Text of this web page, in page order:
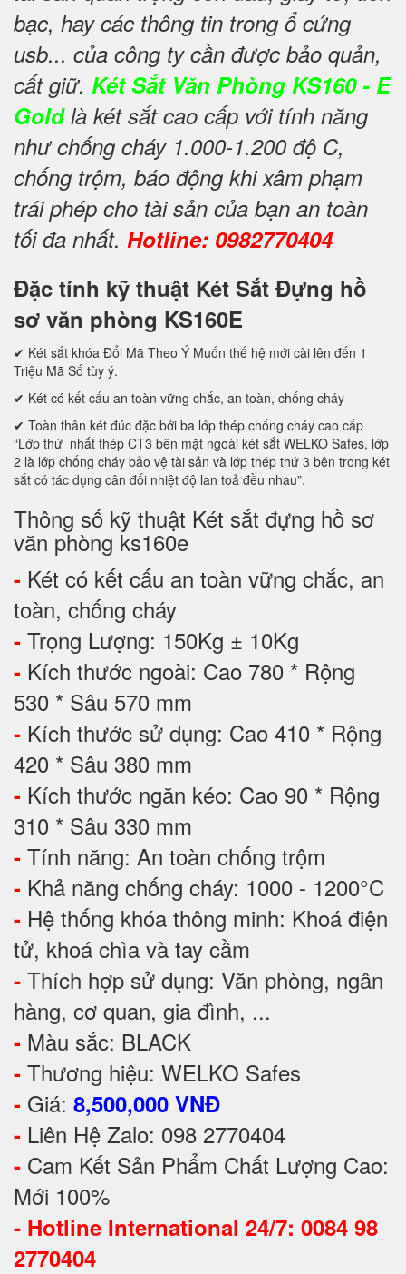
bạc, hay các thông tin trong ổ cứng
usb... của công ty cần được bảo quản,
cất giữ. Két Sắt Văn Phòng KS160 - E
Goldlà két sắt cao cấp với tính năng
như chống cháy 1.000-1.200 độ C,
chống trộm, báo động khi xâm phạm
trái phép cho tài sản của bạn an toàn
tối đa nhất. Hotline: 0982770404
Đặc tính kỹ thuật Két Sắt Đựng hồ
sơ văn phòng KS160E
✔ Két sắt khóa Đổi Mã Theo Ý Muốn thế hệ mới cài lên đến 1
Triệu Mã Số tùy ý.
✔ Két có kết cấu an toàn vững chắc, an toàn, chống cháy
✔ Toàn thân két đúc đặc bởi ba lớp thép chống cháy cao cấp
“Lớp thứ nhất thép CT3 bên mặt ngoài két sắt WELKO Safes, lớp
2 là lớp chống cháy bảo vệ tài sản và lớp thép thứ 3 bên trong két
sắt có tác dụng cân đối nhiệt độ lan toả đều nhau”.
Thông số kỹ thuật Két sắt đựng hồ sơ
văn phòng ks160e
- Két có kết cấu an toàn vững chắc, an
toàn, chống cháy
- Trọng Lượng: 150Kg ± 10Kg
- Kích thước ngoài: Cao 780 * Rộng
530 * Sâu 570 mm
- Kích thước sử dụng: Cao 410 * Rộng
420 * Sâu 380 mm
- Kích thước ngăn kéo: Cao 90 * Rộng
310 * Sâu 330 mm
- Tính năng: An toàn chống trộm
- Khả năng chống cháy: 1000 - 1200°C
- Hệ thống khóa thông minh: Khoá điện
tử, khoá chìa và tay cầm
- Thích hợp sử dụng: Văn phòng, ngân
hàng, cơ quan, gia đình, ...
- Màu sắc: BLACK
- Thương hiệu: WELKO Safes
- Giá: 8,500,000 VNĐ
- Liên Hệ Zalo: 098 2770404
- Cam Kết Sản Phẩm Chất Lượng Cao:
Mới 100%
- Hotline International 24/7: 0084 98
2770404